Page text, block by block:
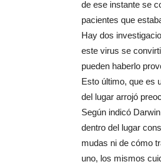
de ese instante se
pacientes que
Hay dos
este virus se
pueden haberlo
Esto último, que es
del lugar arrojó
Según indicó
dentro del lugar
mudas ni de cómo
uno, los mismos